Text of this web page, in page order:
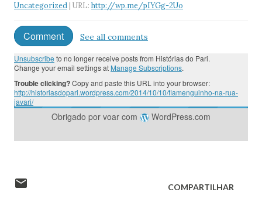
Uncategorized | URL: http://wp.me/pIYGg-2Uo
Comment See all comments
Unsubscribe to no longer receive posts from Histórias do Pari.
Change your email settings at Manage Subscriptions.
Trouble clicking?Copy and paste this URL into your browser:
http://historiasdopari.wordpress.com/2014/10/10/flamenguinho-na-rua-
javari/
Obrigado por voar com WordPress.com
COMPARTILHAR